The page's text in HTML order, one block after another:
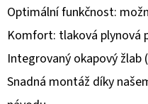
Optimální funkčnost:
Komfort: tlaková plynová
Integrovaný okapový žlab
Snadná montáž díky
E
M
E